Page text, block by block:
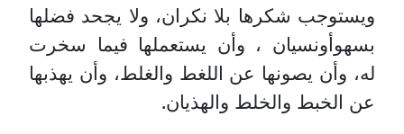
ويستوجب شكرها بلا نكران، ولا يجحد فضلها
بسهوأونسيان ، وأن يستعملها فيما سخرت
له، وأن يصونها عن اللغط والغلط، وأن يهذبها
عن الخبط والخلط والهذيان.